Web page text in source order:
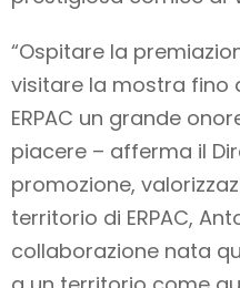
“Ospitare la
visitare la mostra fino
ERPAC un grande
piacere – afferma il
promozione,
territorio di ERPAC,
collaborazione nata